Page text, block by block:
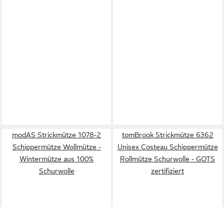
modAS Strickmütze 1078-2
Schippermütze Wollmütze -
Wintermütze aus 100%
Schurwolle
tomBrook Strickmütze 6362
Unisex Costeau Schippermütze
Rollmütze Schurwolle - GOTS
zertifiziert